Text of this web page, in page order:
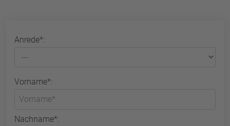
Anrede*:
Vorname*:
Nachname*: